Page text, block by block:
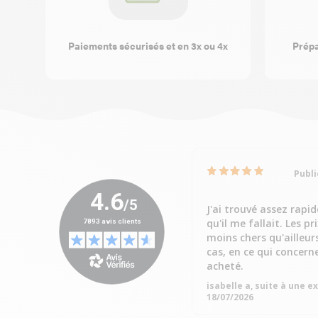
Paiements sécurisés et en 3x ou 4x
J'ai trouvé assez
qu'il me fallait. Les
moins chers
cas, en ce qui
acheté.
isabelle a, suite à une
18/07/2026